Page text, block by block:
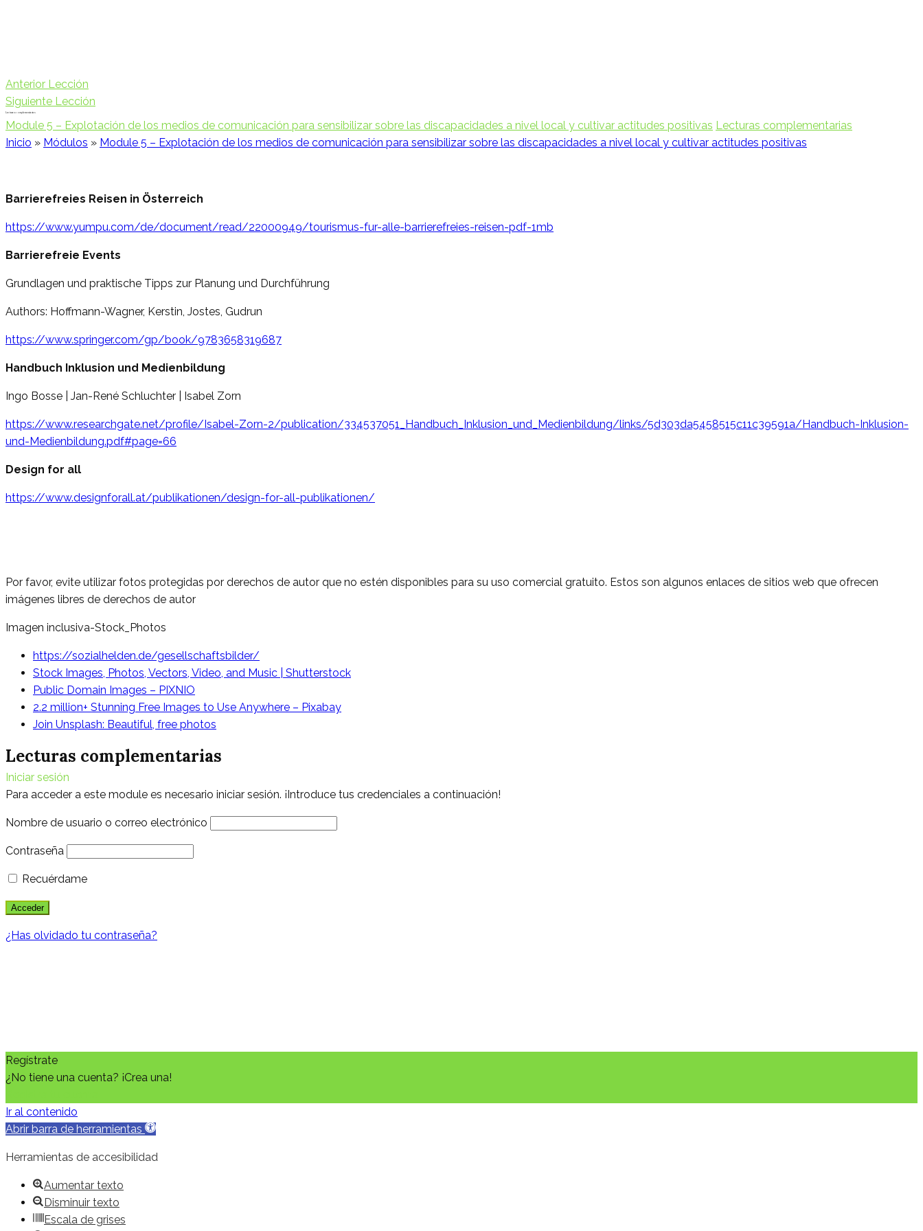
Anterior Lección
Siguiente Lección
Lecturas complementarias
Module 5 – Explotación de los medios de comunicación para sensibilizar sobre las discapacidades a nivel local y cultivar actitudes positivas Lecturas complementarias
Inicio » Módulos » Module 5 – Explotación de los medios de comunicación para sensibilizar sobre las discapacidades a nivel local y cultivar actitudes positivas
Barrierefreies Reisen in Österreich
https://www.yumpu.com/de/document/read/22000949/tourismus-fur-alle-barrierefreies-reisen-pdf-1mb
Barrierefreie Events
Grundlagen und praktische Tipps zur Planung und Durchführung
Authors: Hoffmann-Wagner, Kerstin, Jostes, Gudrun
https://www.springer.com/gp/book/9783658319687
Handbuch Inklusion und Medienbildung
Ingo Bosse | Jan-René Schluchter | Isabel Zorn
https://www.researchgate.net/profile/Isabel-Zorn-2/publication/334537051_Handbuch_Inklusion_und_Medienbildung/links/5d303da5458515c11c39591a/Handbuch-Inklusion-
und-Medienbildung.pdf#page=66
Design for all
https://www.designforall.at/publikationen/design-for-all-publikationen/
Por favor, evite utilizar fotos protegidas por derechos de autor que no estén disponibles para su uso comercial gratuito. Estos son algunos enlaces de sitios web que ofrecen
imágenes libres de derechos de autor
Imagen inclusiva-Stock_Photos
https://sozialhelden.de/gesellschaftsbilder/
Stock Images, Photos, Vectors, Video, and Music | Shutterstock
Public Domain Images – PIXNIO
2.2 million+ Stunning Free Images to Use Anywhere – Pixabay
Join Unsplash: Beautiful, free photos
Lecturas complementarias
Iniciar sesión
Para acceder a este module es necesario iniciar sesión. ¡Introduce tus credenciales a continuación!
Nombre de usuario o correo electrónico
Contraseña
Recuérdame
¿Has olvidado tu contraseña?
Regístrate
¿No tiene una cuenta? ¡Crea una!
Ir al contenido
Abrir barra de herramientas
Herramientas de accesibilidad
Aumentar texto
Disminuir texto
Escala de grises